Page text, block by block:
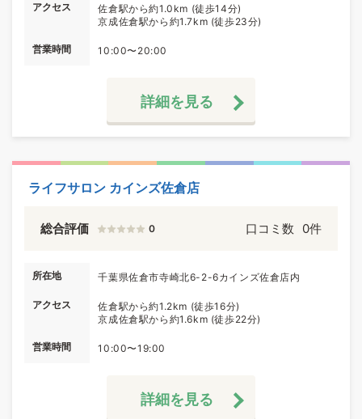
アクセス
佐倉駅から約1.0km (徒歩14分)
京成佐倉駅から約1.7km (徒歩23分)
営業時間 10:00〜20:00
詳細を見る
ライフサロン カインズ佐倉店
総合評価 0 口コミ数 0件
所在地 千葉県佐倉市寺崎北6-2-6カインズ佐倉店内
アクセス
佐倉駅から約1.2km (徒歩16分)
京成佐倉駅から約1.6km (徒歩22分)
営業時間 10:00〜19:00
詳細を見る